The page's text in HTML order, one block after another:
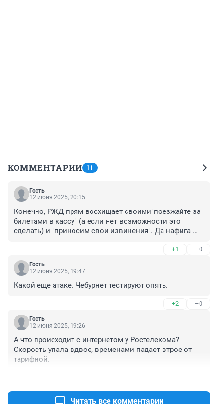
КОММЕНТАРИИ 11
Гость
12 июня 2025, 20:15
Конечно, РЖД прям восхищает своими"поезжайте за
билетами в кассу" (а если нет возможности это
сделать) и "приносим свои извинения". Да нафига
приложение и можно без нервов купить/сдать
билеты.
+1 –0
Гость
12 июня 2025, 19:47
Какой еще атаке. Чебурнет тестируют опять.
+2 –0
Гость
12 июня 2025, 19:26
А что происходит с интернетом у Ростелекома?
Скорость упала вдвое, временами падает втрое от
тарифной.
Читать все комментарии